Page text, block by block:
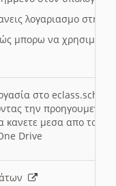
λογαριασμο στη
μπορω να
στο eclass.sch.gr
την
κανετε μεσα απο το
Drive